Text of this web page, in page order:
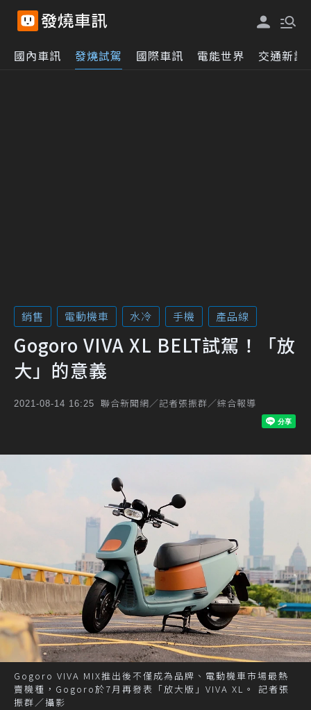
國內車訊 發燒試駕 國際車訊 電能世界 交通新訊
銷售 電動機車 水冷 手機 產品線
Gogoro VIVA XL BELT試駕！「放
大」的意義
2021-08-14 16:25 聯合新聞網／記者張振群／綜合報導
Gogoro VIVA MIX推出後不僅成為品牌、電動機車市場最熱
賣機種，Gogoro於7月再發表「放大版」VIVA XL。 記者張
振群／攝影